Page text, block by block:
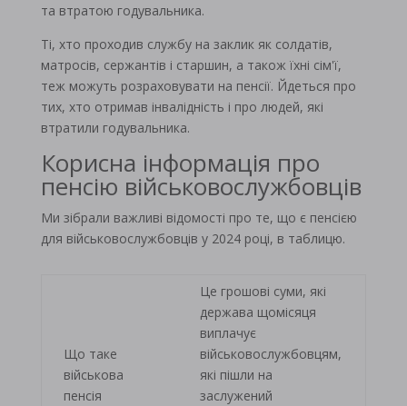
та втратою годувальника.
Ті, хто проходив службу на заклик як солдатів,
матросів, сержантів і старшин, а також їхні сім'ї,
теж можуть розраховувати на пенсії. Йдеться про
тих, хто отримав інвалідність і про людей, які
втратили годувальника.
Корисна інформація про
пенсію військовослужбовців
Ми зібрали важливі відомості про те, що є пенсією
для військовослужбовців у 2024 році, в таблицю.
Що таке
військова
пенсія
Це грошові суми, які
держава щомісяця
виплачує
військовослужбовцям,
які пішли на
заслужений